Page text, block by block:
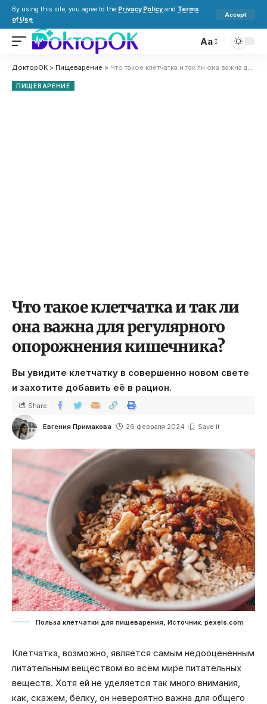
By using this site, you agree to the Privacy Policy and Terms
of Use.
Accept
Aa
ДокторОК > Пищеварение > Что такое клетчатка и так ли она важна для регулярного опорожнения кишечника?
ПИЩЕВАРЕНИЕ
Что такое клетчатка и так ли
она важна для регулярного
опорожнения кишечника?
Вы увидите клетчатку в совершенно новом свете
и захотите добавить её в рацион.
Евгения Примакова 26 февраля 2024
Share
Польза клетчатки для пищеварения, Источник: pexels.com
Клетчатка, возможно, является самым недооценённым
питательным веществом во всём мире питательных
веществ. Хотя ей не уделяется так много внимания,
как, скажем, белку, он невероятно важна для общего